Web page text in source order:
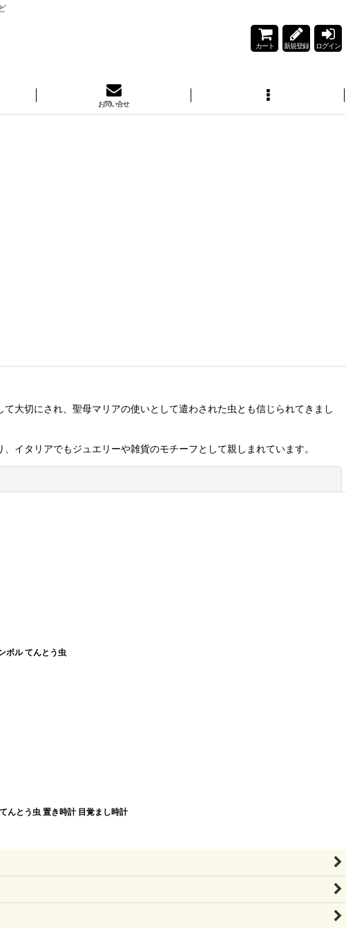
カート 新規登録 ログイン
お問い合せ
大切にされ、聖母マリアの使いとして遣わされた虫とも信じられてきまし
イタリアでもジュエリーや雑貨のモチーフとして親しまれています。
ボル てんとう虫
んとう虫 置き時計 目覚まし時計